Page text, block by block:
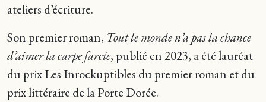
ateliers d’écriture.
Son premier roman, Tout le monde n’a pas la chance
d’aimer la carpe farcie, publié en 2023, a été lauréat
du prix Les Inrockuptibles du premier roman et du
prix littéraire de la Porte Dorée.